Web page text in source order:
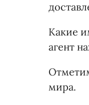
Какие
агент
мира.